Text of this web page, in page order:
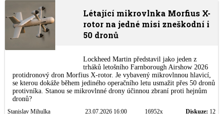
Létající mikrovlnka Morfius X-
rotor na jedné misi zneškodní i
50 dronů
Lockheed Martin představil jako jeden z
trháků letošního Farnborough Airshow 2026
protidronový dron Morfius X-rotor. Je vybavený mikrovlnnou hlavicí,
se kterou dokáže během jediného operačního letu usmažit přes 50 dronů
protivníka. Stanou se mikrovlnné drony účinnou zbraní proti hejnům
dronů?
Stanislav Mihulka 23.07.2026 16:00 16952x Diskuze: 12